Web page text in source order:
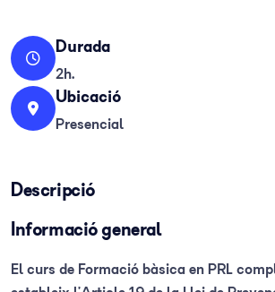
Durada
2h.
Ubicació
Presencial
Descripció
Informació general
El curs de Formació bàsica en PRL